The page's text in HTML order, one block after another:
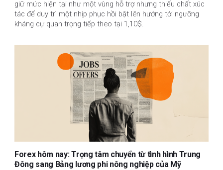
giữ mức hiện tại như một vùng hỗ trợ nhưng thiếu chất xúc
tác để duy trì một nhịp phục hồi bật lên hướng tới ngưỡng
kháng cự quan trọng tiếp theo tại 1,10$.
Forex hôm nay: Trọng tâm chuyển từ tình hình Trung
Đông sang Bảng lương phi nông nghiệp của Mỹ